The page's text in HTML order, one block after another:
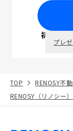
初回面談で
プレ
TOP RENOSY不
RENOSY（リノシー